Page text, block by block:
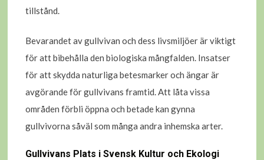
tillstånd.
Bevarandet av gullvivan och dess livsmiljöer är viktigt
för att bibehålla den biologiska mångfalden. Insatser
för att skydda naturliga betesmarker och ängar är
avgörande för gullvivans framtid. Att låta vissa
områden förbli öppna och betade kan gynna
gullvivorna såväl som många andra inhemska arter.
Gullvivans Plats i Svensk Kultur och Ekologi